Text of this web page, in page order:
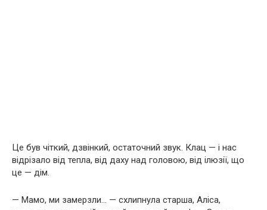
Це був чіткий, дзвінкий, остаточний звук. Клац — і нас
відрізало від тепла, від даху над головою, від ілюзії, що
це — дім.
— Мамо, ми замерзли… — схлипнула старша, Аліса,